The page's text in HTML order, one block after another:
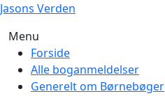
Skip
content
Jasons Verden
Menu
Forside
Alle boganmeldelser
Generelt om Børnebøger